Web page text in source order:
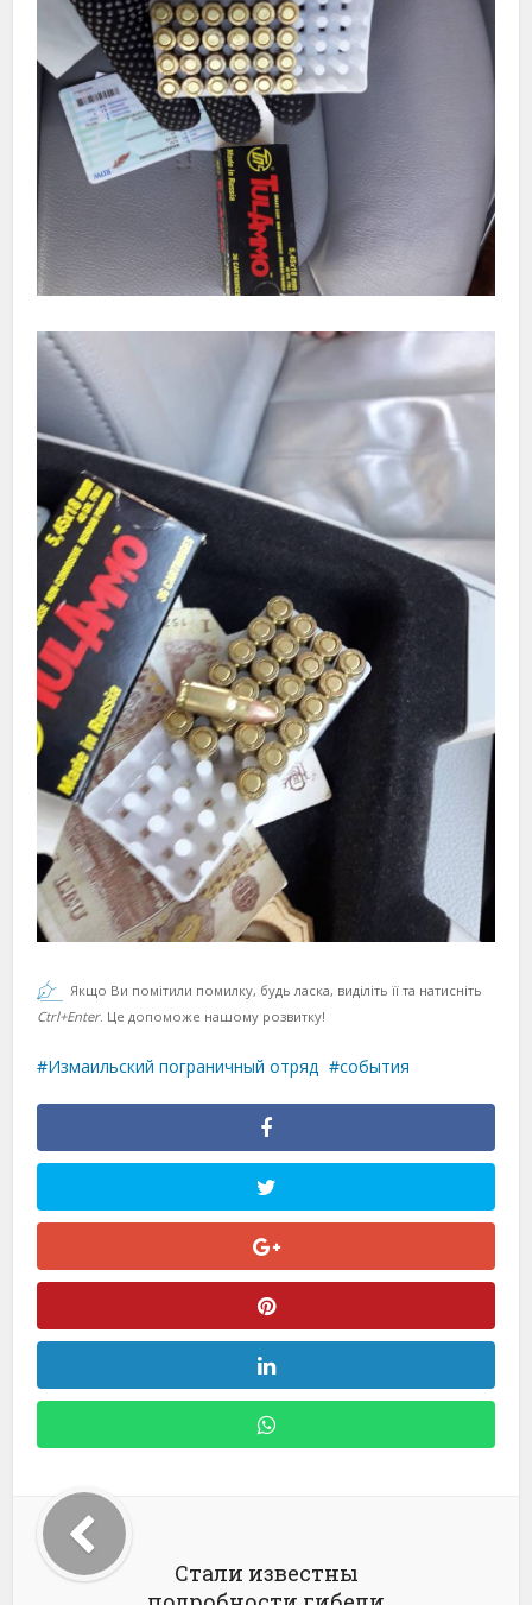
Якщо Ви помітили помилку, будь ласка, виділіть її та натисніть
Ctrl+Enter. Це допоможе нашому розвитку!
Измаильский пограничный отряд события
Стали известны